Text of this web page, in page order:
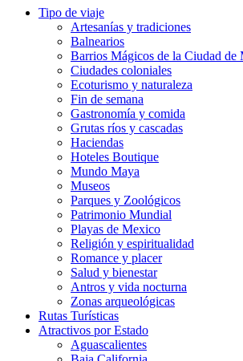
Tipo de viaje
Artesanías y tradiciones
Balnearios
Barrios Mágicos de la Ciudad de
Ciudades coloniales
Ecoturismo y naturaleza
Fin de semana
Gastronomía y comida
Grutas ríos y cascadas
Haciendas
Hoteles Boutique
Mundo Maya
Museos
Parques y Zoológicos
Patrimonio Mundial
Playas de Mexico
Religión y espiritualidad
Romance y placer
Salud y bienestar
Antros y vida nocturna
Zonas arqueológicas
Rutas Turísticas
Atractivos por Estado
Aguascalientes